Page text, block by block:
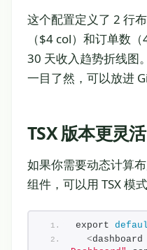
这个配置定义了 2 行
（$4 col）和订单数
30 天收入趋势折线图
一目了然，可以放进
TSX 版本更灵活
如果你需要动态计算
组件，可以用 TSX 模式
export
<dashboard